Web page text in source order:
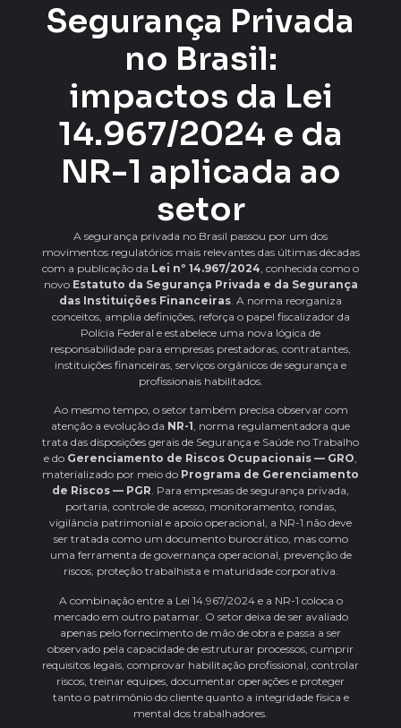
Segurança Privada
no Brasil:
impactos da Lei
14.967/2024 e da
NR-1 aplicada ao
setor
A segurança privada no Brasil passou por um dos
movimentos regulatórios mais relevantes das últimas décadas
com a publicação da Lei nº 14.967/2024, conhecida como o
novo Estatuto da Segurança Privada e da Segurança
das Instituições Financeiras. A norma reorganiza
conceitos, amplia definições, reforça o papel fiscalizador da
Polícia Federal e estabelece uma nova lógica de
responsabilidade para empresas prestadoras, contratantes,
instituições financeiras, serviços orgânicos de segurança e
profissionais habilitados.
Ao mesmo tempo, o setor também precisa observar com
atenção a evolução da NR-1, norma regulamentadora que
trata das disposições gerais de Segurança e Saúde no Trabalho
e do Gerenciamento de Riscos Ocupacionais — GRO,
materializado por meio do Programa de Gerenciamento
de Riscos — PGR. Para empresas de segurança privada,
portaria, controle de acesso, monitoramento, rondas,
vigilância patrimonial e apoio operacional, a NR-1 não deve
ser tratada como um documento burocrático, mas como
uma ferramenta de governança operacional, prevenção de
riscos, proteção trabalhista e maturidade corporativa.
A combinação entre a Lei 14.967/2024 e a NR-1 coloca o
mercado em outro patamar. O setor deixa de ser avaliado
apenas pelo fornecimento de mão de obra e passa a ser
observado pela capacidade de estruturar processos, cumprir
requisitos legais, comprovar habilitação profissional, controlar
riscos, treinar equipes, documentar operações e proteger
tanto o patrimônio do cliente quanto a integridade física e
mental dos trabalhadores.